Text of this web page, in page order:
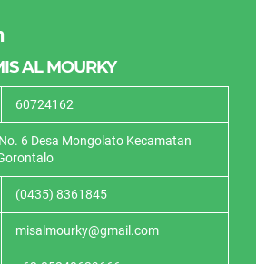
AL MOURKY
60724162
6 Desa Mongolato Kecamatan
(0435) 8361845
misalmourky@gmail.com